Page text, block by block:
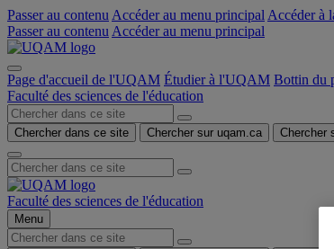
Passer au contenu Accéder au menu principal Accéder à
Passer au contenu Accéder au menu principal
Page d'accueil de l'UQAM Étudier à l'UQAM Bottin du
Faculté des sciences de l'éducation
Chercher dans ce site Chercher sur uqam.ca Chercher
Faculté des sciences de l'éducation
Menu